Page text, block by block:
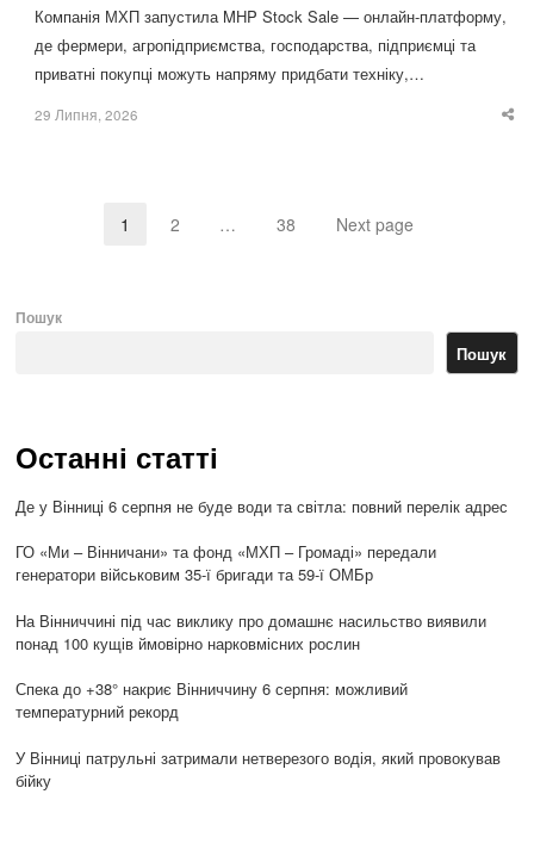
Компанія МХП запустила MHP Stock Sale — онлайн-платформу,
де фермери, агропідприємства, господарства, підприємці та
приватні покупці можуть напряму придбати техніку,…
29 Липня, 2026
Page
1 Page
2 … 38 Next page
Пошук
Пошук
Останні статті
Де у Вінниці 6 серпня не буде води та світла: повний перелік адрес
ГО «Ми – Вінничани» та фонд «МХП – Громаді» передали
генератори військовим 35-ї бригади та 59-ї ОМБр
На Вінниччині під час виклику про домашнє насильство виявили
понад 100 кущів ймовірно нарковмісних рослин
Спека до +38° накриє Вінниччину 6 серпня: можливий
температурний рекорд
У Вінниці патрульні затримали нетверезого водія, який провокував
бійку